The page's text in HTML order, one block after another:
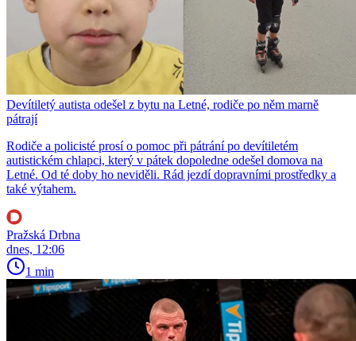
Devítiletý autista odešel z bytu na Letné, rodiče po něm marně
pátrají
Rodiče a policisté prosí o pomoc při pátrání po devítiletém
autistickém chlapci, který v pátek dopoledne odešel domova na
Letné. Od té doby ho neviděli. Rád jezdí dopravními prostředky a
také výtahem.
Pražská Drbna
dnes, 12:06
1 min